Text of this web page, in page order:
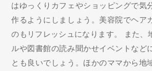
はゆっくりカフェやショッピングで気
作るようにしましょう。美容院でヘア
のもリフレッシュになります。 また、
ルや図書館の読み聞かせイベントなど
とも良いでしょう。ほかのママから地